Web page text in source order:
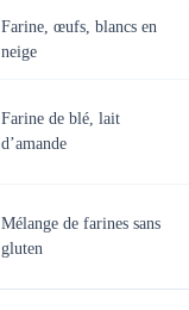
Farine, œufs, blancs en
neige
Farine de blé, lait
d’amande
Mélange de farines sans
gluten